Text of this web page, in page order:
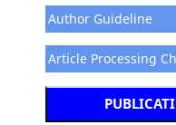
Author Guideline
Article Processing